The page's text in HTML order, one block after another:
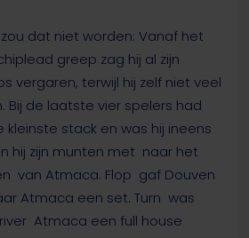
dat niet worden. Vanaf het
greep zag hij al zijn
vergaren, terwijl hij zelf niet veel
Bij de laatste vier spelers had
kleinste stack en was hij ineens
hij zijn munten met naar het
van Atmaca. Flop gaf Douven
Atmaca een set. Turn was
Atmaca een full house